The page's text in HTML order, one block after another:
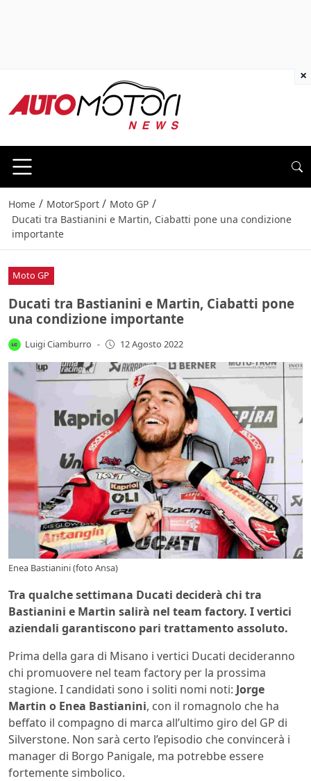
Home / MotorSport / Moto GP /
Ducati tra Bastianini e Martin, Ciabatti pone una condizione
importante
Moto GP
Ducati tra Bastianini e Martin, Ciabatti pone
una condizione importante
Luigi Ciamburro - 12 Agosto 2022
Enea Bastianini (foto Ansa)
Tra qualche settimana Ducati deciderà chi tra
Bastianini e Martin salirà nel team factory. I vertici
aziendali garantiscono pari trattamento assoluto.
Prima della gara di Misano i vertici Ducati decideranno
chi promuovere nel team factory per la prossima
stagione. I candidati sono i soliti nomi noti: Jorge
Martin o Enea Bastianini, con il romagnolo che ha
beffato il compagno di marca all’ultimo giro del GP di
Silverstone. Non sarà certo l’episodio che convincerà i
manager di Borgo Panigale, ma potrebbe essere
fortemente simbolico.
×